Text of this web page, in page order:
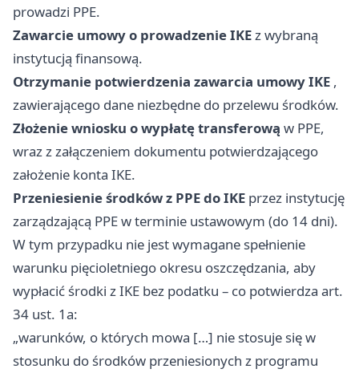
prowadzi PPE.
Zawarcie umowy o prowadzenie IKEz wybraną
instytucją finansową.
Otrzymanie potwierdzenia zawarcia umowy IKE ,
zawierającego dane niezbędne do przelewu środków.
Złożenie wniosku o wypłatę transferową w PPE,
wraz z załączeniem dokumentu potwierdzającego
założenie konta IKE.
Przeniesienie środków z PPE do IKE przez instytucję
zarządzającą PPE w terminie ustawowym (do 14 dni).
W tym przypadku nie jest wymagane spełnienie
warunku pięcioletniego okresu oszczędzania, aby
wypłacić środki z IKE bez podatku – co potwierdza art.
34 ust. 1a:
„warunków, o których mowa […] nie stosuje się w
stosunku do środków przeniesionych z programu